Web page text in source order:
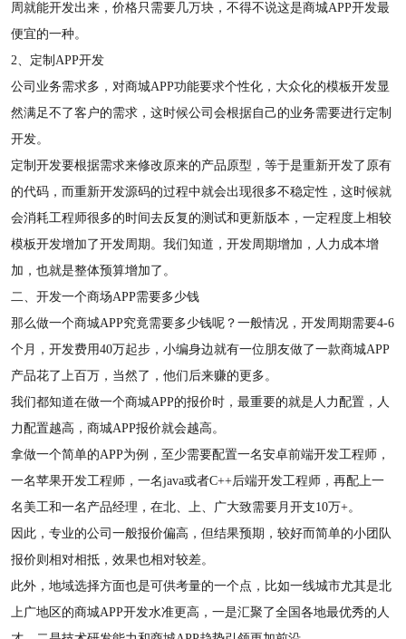
周就能开发出来，价格只需要几万块，不得不说这是商城APP开发最
便宜的一种。
2、定制APP开发
公司业务需求多，对商城APP功能要求个性化，大众化的模板开发显
然满足不了客户的需求，这时候公司会根据自己的业务需要进行定制
开发。
定制开发要根据需求来修改原来的产品原型，等于是重新开发了原有
的代码，而重新开发源码的过程中就会出现很多不稳定性，这时候就
会消耗工程师很多的时间去反复的测试和更新版本，一定程度上相较
模板开发增加了开发周期。我们知道，开发周期增加，人力成本增
加，也就是整体预算增加了。
二、开发一个商场APP需要多少钱
那么做一个商城APP究竟需要多少钱呢？一般情况，开发周期需要4-6
个月，开发费用40万起步，小编身边就有一位朋友做了一款商城APP
产品花了上百万，当然了，他们后来赚的更多。
我们都知道在做一个商城APP的报价时，最重要的就是人力配置，人
力配置越高，商城APP报价就会越高。
拿做一个简单的APP为例，至少需要配置一名安卓前端开发工程师，
一名苹果开发工程师，一名java或者C++后端开发工程师，再配上一
名美工和一名产品经理，在北、上、广大致需要月开支10万+。
因此，专业的公司一般报价偏高，但结果预期，较好而简单的小团队
报价则相对相抵，效果也相对较差。
此外，地域选择方面也是可供考量的一个点，比如一线城市尤其是北
上广地区的商城APP开发水准更高，一是汇聚了全国各地最优秀的人